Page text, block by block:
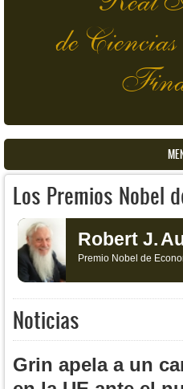
de
Los Premios Nobel
Robert J.
Premio Nobel de
Noticias
Grin apela a un